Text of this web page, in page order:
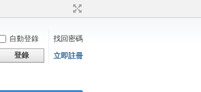
自動登錄
找回密碼
登錄 立即註冊